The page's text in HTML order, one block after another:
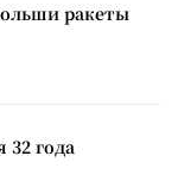
ракеты
32 года